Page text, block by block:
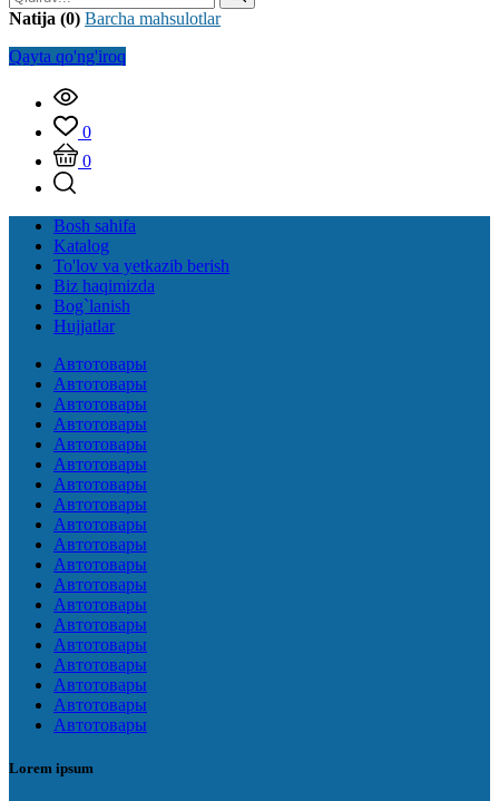
Natija (0) Barcha mahsulotlar
Qayta qo'ng'iroq
0
0
Bosh sahifa
Katalog
To'lov va yetkazib berish
Biz haqimizda
Bog`lanish
Hujjatlar
Автотовары
Автотовары
Автотовары
Автотовары
Автотовары
Автотовары
Автотовары
Автотовары
Автотовары
Автотовары
Автотовары
Автотовары
Автотовары
Автотовары
Автотовары
Автотовары
Автотовары
Автотовары
Автотовары
Lorem ipsum